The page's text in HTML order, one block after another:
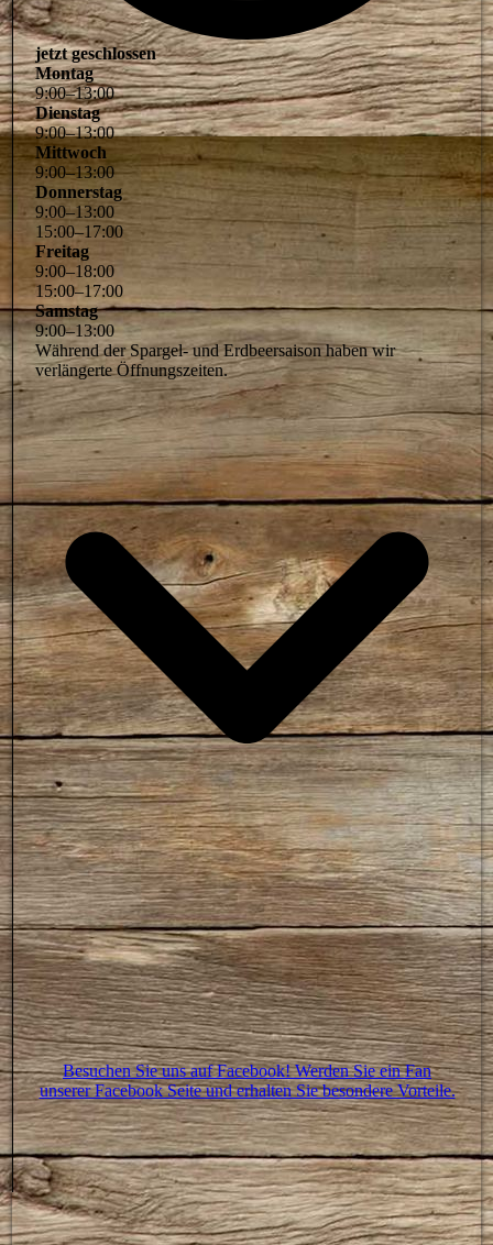
jetzt geschlossen
Montag
9:00–13:00
Dienstag
9:00–13:00
Mittwoch
9:00–13:00
Donnerstag
9:00–13:00
15:00–17:00
Freitag
9:00–18:00
15:00–17:00
Samstag
9:00–13:00
Während der Spargel- und Erdbeersaison haben wir
verlängerte Öffnungszeiten.
Besuchen Sie uns auf Facebook! Werden Sie ein Fan
unserer Facebook Seite und erhalten Sie besondere Vorteile.